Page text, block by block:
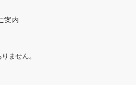
案内
ません。